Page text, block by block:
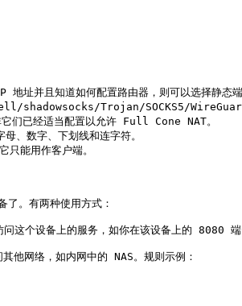
shadowsocks/Trojan/SOCKS5/
们已经适当配置以允许 Full Cone NAT。
、数字、下划线和连字符。
能用作客户端。
。有两种使用方式：
备上的服务，如你在该设备上的 8080 端
网络，如内网中的 NAS。规则示例：